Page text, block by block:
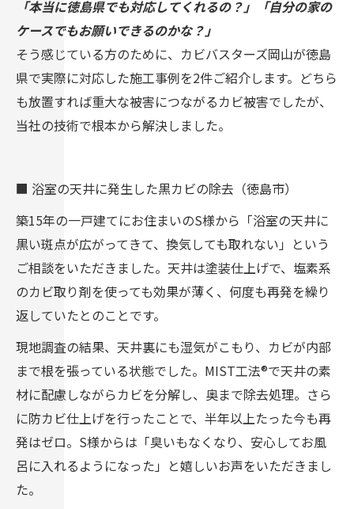
「本当に徳島県でも対応してくれるの？」「自分の家の
ケースでもお願いできるのかな？」
そう感じている方のために、カビバスターズ岡山が徳島
県で実際に対応した施工事例を2件ご紹介します。どちら
も放置すれば重大な被害につながるカビ被害でしたが、
当社の技術で根本から解決しました。
■ 浴室の天井に発生した黒カビの除去（徳島市）
築15年の一戸建てにお住まいのS様から「浴室の天井に
黒い斑点が広がってきて、換気しても取れない」という
ご相談をいただきました。天井は塗装仕上げで、塩素系
のカビ取り剤を使っても効果が薄く、何度も再発を繰り
返していたとのことです。
現地調査の結果、天井裏にも湿気がこもり、カビが内部
まで根を張っている状態でした。MIST工法®で天井の素
材に配慮しながらカビを分解し、奥まで除去処理。さら
に防カビ仕上げを行ったことで、半年以上たった今も再
発はゼロ。S様からは「臭いもなくなり、安心してお風
呂に入れるようになった」と嬉しいお声をいただきまし
た。